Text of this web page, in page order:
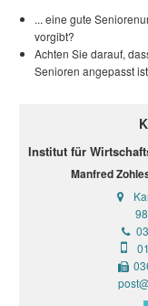
... eine gute
vorgibt?
Achten Sie darauf,
Senioren angepasst
Institut für
Manfred